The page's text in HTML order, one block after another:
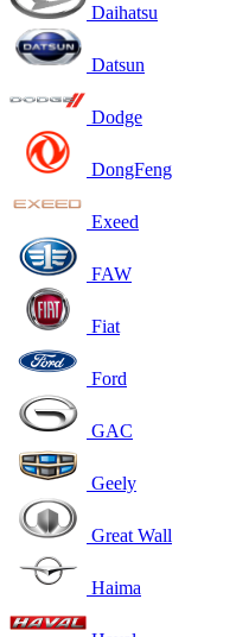
Daihatsu
Datsun
Dodge
DongFeng
Exeed
FAW
Fiat
Ford
GAC
Geely
Great Wall
Haima